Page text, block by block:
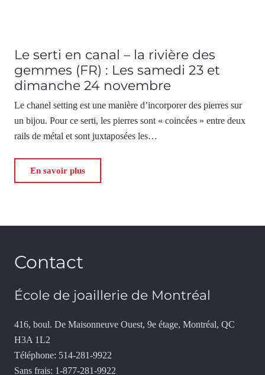
Le serti en canal – la rivière des
gemmes (FR) : Les samedi 23 et
dimanche 24 novembre
Le chanel setting est une manière d’incorporer des pierres sur
un bijou. Pour ce serti, les pierres sont « coincées » entre deux
rails de métal et sont juxtaposées les…
En savoir plus
Contact
École de joaillerie de Montréal
416, boul. De Maisonneuve Ouest, 9e étage, Montréal, QC
H3A 1L2
Téléphone: 514-281-9922
Sans frais: 1-877-281-9922